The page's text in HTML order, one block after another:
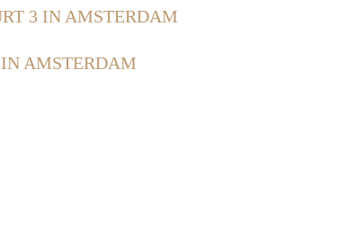
3 IN AMSTERDAM
AMSTERDAM